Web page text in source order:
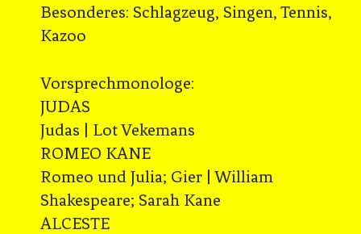
Besonderes: Schlagzeug, Singen, Tennis,
Kazoo
Vorsprechmonologe:
JUDAS
Judas | Lot Vekemans
ROMEO KANE
Romeo und Julia; Gier | William
Shakespeare; Sarah Kane
ALCESTE